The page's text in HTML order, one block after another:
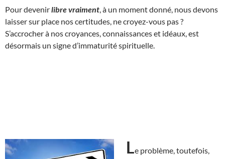
Pour devenirlibre vraiment , à un moment donné, nous devons
laisser sur place nos certitudes, ne croyez-vous pas ?
S’accrocher à nos croyances, connaissances et idéaux, est
désormais un signe d’immaturité spirituelle.
Le problème, toutefois,